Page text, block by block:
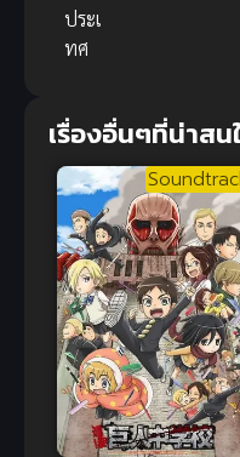
ประเ
ทศ
เรื่องอื่นๆที่น่าสน